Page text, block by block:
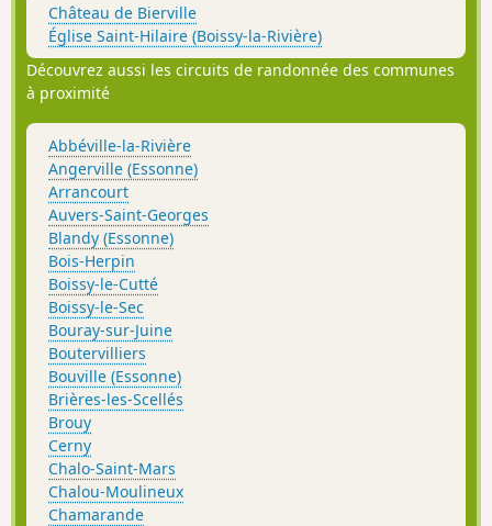
Château de Bierville
Église Saint-Hilaire (Boissy-la-Rivière)
Découvrez aussi les circuits de randonnée des communes
à proximité
Abbéville-la-Rivière
Angerville (Essonne)
Arrancourt
Auvers-Saint-Georges
Blandy (Essonne)
Bois-Herpin
Boissy-le-Cutté
Boissy-le-Sec
Bouray-sur-Juine
Boutervilliers
Bouville (Essonne)
Brières-les-Scellés
Brouy
Cerny
Chalo-Saint-Mars
Chalou-Moulineux
Chamarande